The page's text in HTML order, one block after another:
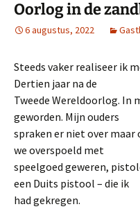
Oorlog in de
6 augustus, 2022
Steeds vaker realiseer ik
Dertien jaar na de
Tweede Wereldoorlog. In
geworden. Mijn ouders
spraken er niet over maar
we overspoeld met
speelgoed geweren,
een Duits pistool – die ik
had gekregen.